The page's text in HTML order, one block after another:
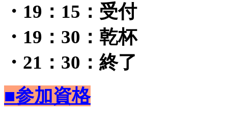
・19：15：受付
・19：30：乾杯
・21：30：終了
■参加資格